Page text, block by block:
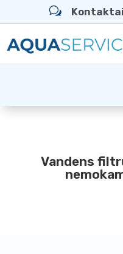
w Kontaktai
Vandens